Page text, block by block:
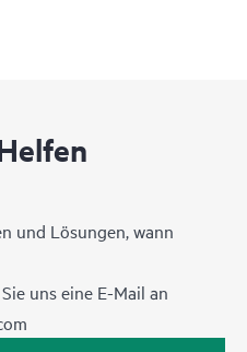
und Lösungen, wann
uns eine E-Mail an